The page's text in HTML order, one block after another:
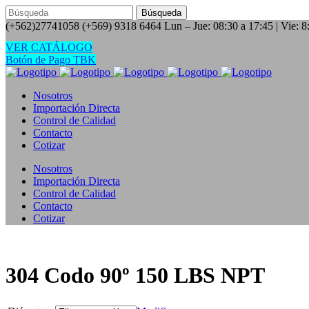
(+562)27741058 (+569) 9318 6464 Lun – Jue: 08:30 a 17:45 | Vie:
VER CATÁLOGO
Botón de Pago TBK
Nosotros
Importación Directa
Control de Calidad
Contacto
Cotizar
Nosotros
Importación Directa
Control de Calidad
Contacto
Cotizar
304 Codo 90º 150 LBS NPT